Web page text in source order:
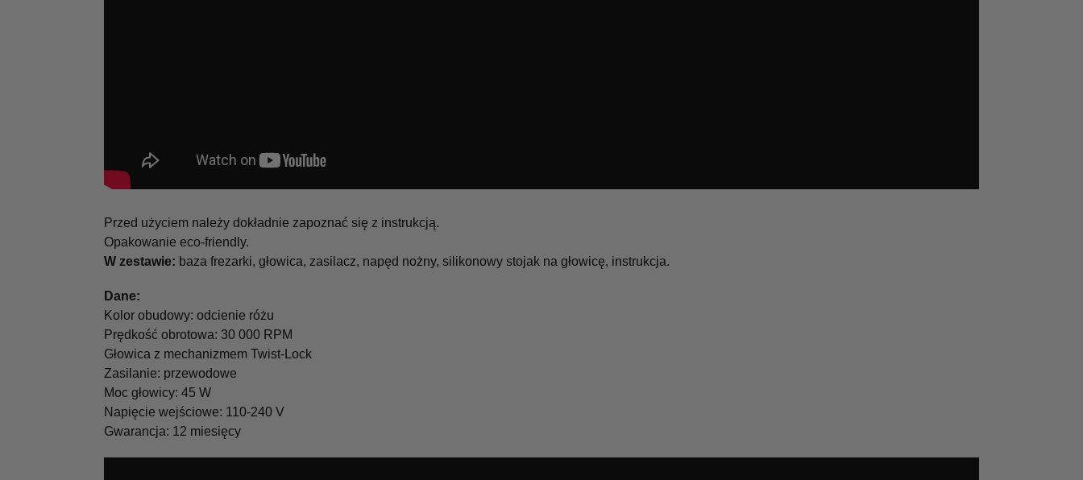
Przed użyciem należy dokładnie zapoznać się z instrukcją.
Opakowanie eco-friendly.
W zestawie: baza frezarki, głowica, zasilacz, napęd nożny, silikonowy stojak na głowicę, instrukcja.
Dane:
Kolor obudowy: odcienie różu
Prędkość obrotowa: 30 000 RPM
Głowica z mechanizmem Twist-Lock
Zasilanie: przewodowe
Moc głowicy: 45 W
Napięcie wejściowe: 110-240 V
Gwarancja: 12 miesięcy